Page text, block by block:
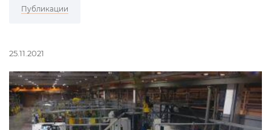
Публикации
25.11.2021